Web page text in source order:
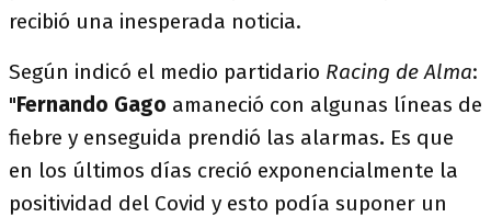
recibió una inesperada noticia.
Según indicó el medio partidario Racing de Alma:
"Fernando Gago amaneció con algunas líneas de
fiebre y enseguida prendió las alarmas. Es que
en los últimos días creció exponencialmente la
positividad del Covid y esto podía suponer un